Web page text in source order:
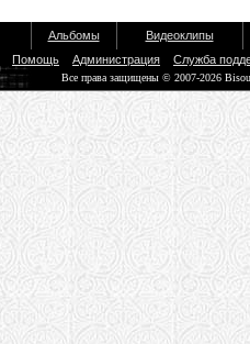
Альбомы
Видеоклипы
Помощь Администрация Служба
Все права защищены © 2007-2026